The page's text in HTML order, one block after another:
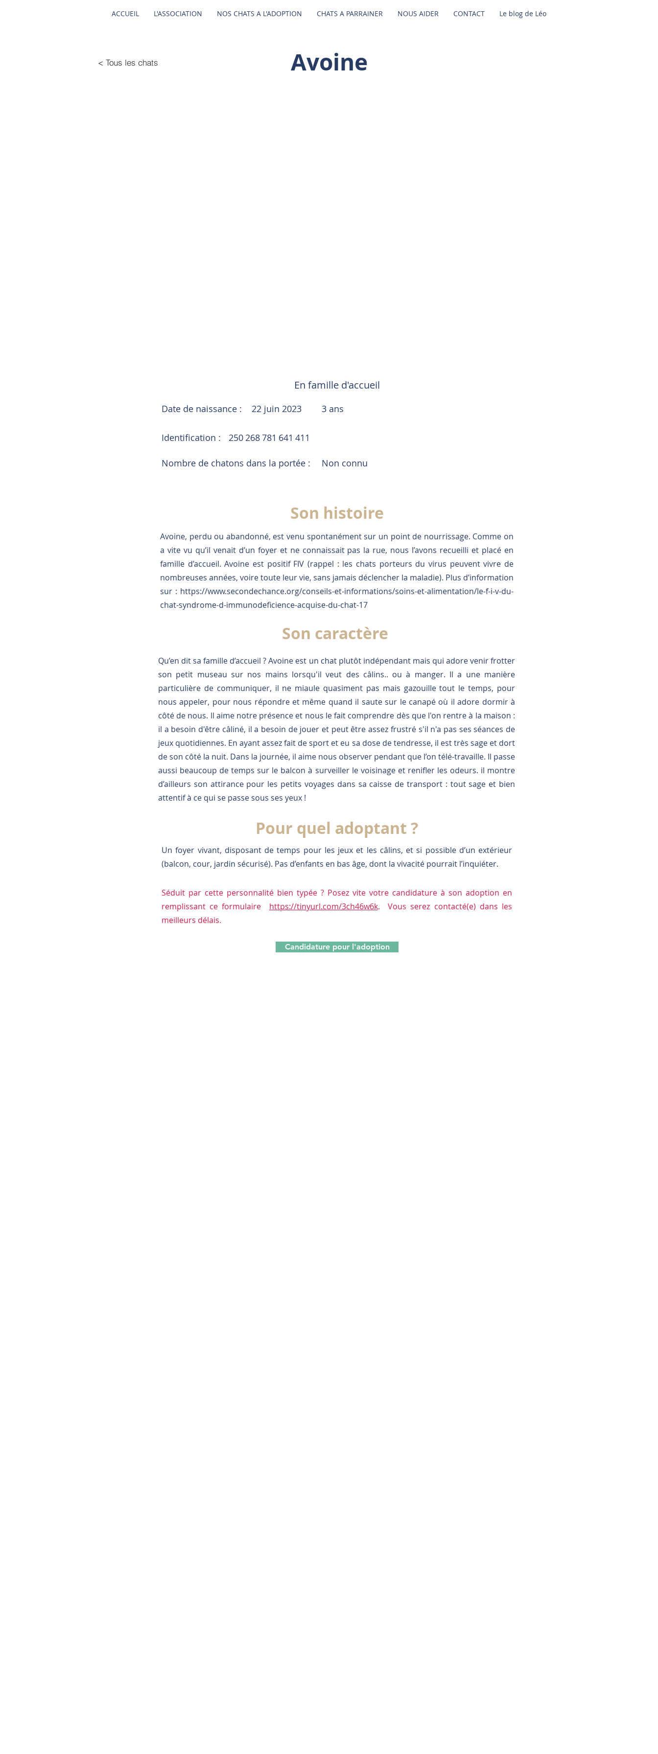
ACCUEIL L'ASSOCIATION NOS CHATS A L'ADOPTION CHATS A PARRAINER NOUS AIDER CONTACT Le blog de Léo
< Tous les chats Avoine
En famille d'accueil
Date de naissance : 22 juin 2023 3 ans
Identification : 250 268 781 641 411
Nombre de chatons dans la portée : Non connu
Son histoire
Avoine, perdu ou abandonné, est venu spontanément sur un point de nourrissage. Comme on
a vite vu qu’il venait d’un foyer et ne connaissait pas la rue, nous l’avons recueilli et placé en
famille d’accueil. Avoine est positif FIV (rappel : les chats porteurs du virus peuvent vivre de
nombreuses années, voire toute leur vie, sans jamais déclencher la maladie). Plus d’information
sur : https://www.secondechance.org/conseils-et-informations/soins-et-alimentation/le-f-i-v-du-
chat-syndrome-d-immunodeficience-acquise-du-chat-17
Son caractère
Qu’en dit sa famille d’accueil ? Avoine est un chat plutôt indépendant mais qui adore venir frotter
son petit museau sur nos mains lorsqu'il veut des câlins.. ou à manger. Il a une manière
particulière de communiquer, il ne miaule quasiment pas mais gazouille tout le temps, pour
nous appeler, pour nous répondre et même quand il saute sur le canapé où il adore dormir à
côté de nous. ll aime notre présence et nous le fait comprendre dès que l'on rentre à la maison :
il a besoin d'être câliné, il a besoin de jouer et peut être assez frustré s'il n'a pas ses séances de
jeux quotidiennes. En ayant assez fait de sport et eu sa dose de tendresse, il est très sage et dort
de son côté la nuit. Dans la journée, il aime nous observer pendant que l’on télé-travaille. Il passe
aussi beaucoup de temps sur le balcon à surveiller le voisinage et renifler les odeurs. il montre
d’ailleurs son attirance pour les petits voyages dans sa caisse de transport : tout sage et bien
attentif à ce qui se passe sous ses yeux !
Pour quel adoptant ?
Un foyer vivant, disposant de temps pour les jeux et les câlins, et si possible d’un extérieur
(balcon, cour, jardin sécurisé). Pas d’enfants en bas âge, dont la vivacité pourrait l’inquiéter.
Séduit par cette personnalité bien typée ? Posez vite votre candidature à son adoption en
remplissant ce formulaire https://tinyurl.com/3ch46w6k. Vous serez contacté(e) dans les
meilleurs délais.
Candidature pour l'adoption